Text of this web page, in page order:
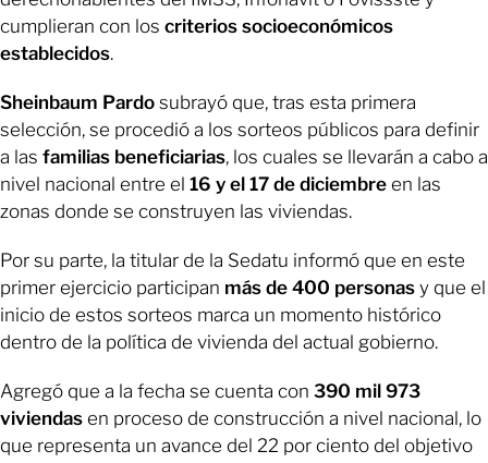
cumplieran con los criterios socioeconómicos
establecidos.
Sheinbaum Pardo subrayó que, tras esta primera
selección, se procedió a los sorteos públicos para definir
a las familias beneficiarias, los cuales se llevarán a cabo a
nivel nacional entre el 16 y el 17 de diciembre en las
zonas donde se construyen las viviendas.
Por su parte, la titular de la Sedatu informó que en este
primer ejercicio participan más de 400 personas y que el
inicio de estos sorteos marca un momento histórico
dentro de la política de vivienda del actual gobierno.
Agregó que a la fecha se cuenta con 390 mil 973
viviendas en proceso de construcción a nivel nacional, lo
que representa un avance del 22 por ciento del objetivo